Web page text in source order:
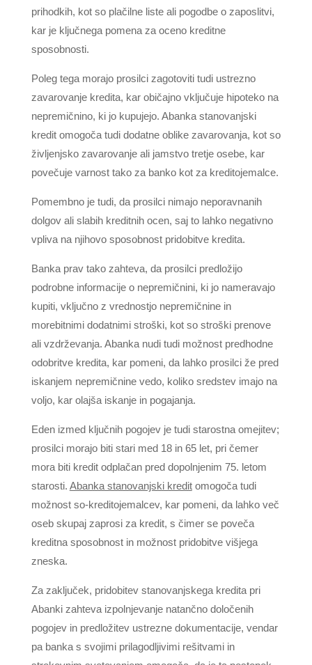
prihodkih, kot so plačilne liste ali pogodbe o zaposlitvi,
kar je ključnega pomena za oceno kreditne
sposobnosti.
Poleg tega morajo prosilci zagotoviti tudi ustrezno
zavarovanje kredita, kar običajno vključuje hipoteko na
nepremičnino, ki jo kupujejo. Abanka stanovanjski
kredit omogoča tudi dodatne oblike zavarovanja, kot so
življenjsko zavarovanje ali jamstvo tretje osebe, kar
povečuje varnost tako za banko kot za kreditojemalce.
Pomembno je tudi, da prosilci nimajo neporavnanih
dolgov ali slabih kreditnih ocen, saj to lahko negativno
vpliva na njihovo sposobnost pridobitve kredita.
Banka prav tako zahteva, da prosilci predložijo
podrobne informacije o nepremičnini, ki jo nameravajo
kupiti, vključno z vrednostjo nepremičnine in
morebitnimi dodatnimi stroški, kot so stroški prenove
ali vzdrževanja. Abanka nudi tudi možnost predhodne
odobritve kredita, kar pomeni, da lahko prosilci že pred
iskanjem nepremičnine vedo, koliko sredstev imajo na
voljo, kar olajša iskanje in pogajanja.
Eden izmed ključnih pogojev je tudi starostna omejitev;
prosilci morajo biti stari med 18 in 65 let, pri čemer
mora biti kredit odplačan pred dopolnjenim 75. letom
starosti. Abanka stanovanjski kreditomogoča tudi
možnost so-kreditojemalcev, kar pomeni, da lahko več
oseb skupaj zaprosi za kredit, s čimer se poveča
kreditna sposobnost in možnost pridobitve višjega
zneska.
Za zaključek, pridobitev stanovanjskega kredita pri
Abanki zahteva izpolnjevanje natančno določenih
pogojev in predložitev ustrezne dokumentacije, vendar
pa banka s svojimi prilagodljivimi rešitvami in